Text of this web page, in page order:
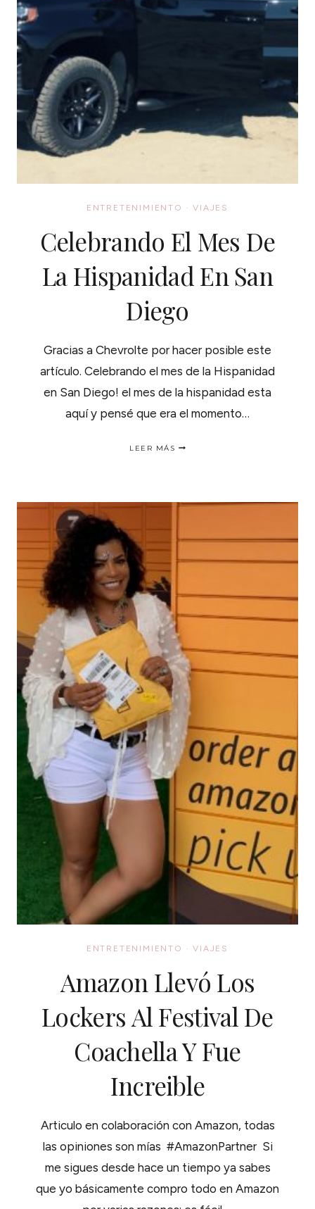
ENTRETENIMIENTO ·VIAJES
Celebrando El Mes De
La Hispanidad En San
Diego
Gracias a Chevrolte por hacer posible este
artículo. Celebrando el mes de la Hispanidad
en San Diego! el mes de la hispanidad esta
aquí y pensé que era el momento…
LEER MÁS
HISPANIDAD
DIEGO
ENTRETENIMIENTO ·VIAJES
Amazon Llevó Los
Lockers Al Festival De
Coachella Y Fue
Increible
Articulo en colaboración con Amazon, todas
las opiniones son mías #AmazonPartner Si
me sigues desde hace un tiempo ya sabes
que yo básicamente compro todo en Amazon